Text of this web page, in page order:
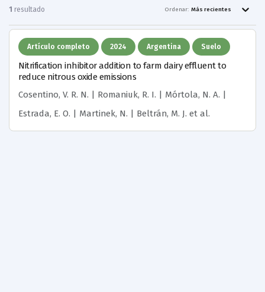
1 resultado Ordenar: Más recientes
Artículo completo 2024 Argentina Suelo
Nitrification inhibitor addition to farm dairy effluent to
reduce nitrous oxide emissions
Cosentino, V. R. N. | Romaniuk, R. I. | Mórtola, N. A. |
Estrada, E. O. | Martinek, N. | Beltrán, M. J. et al.